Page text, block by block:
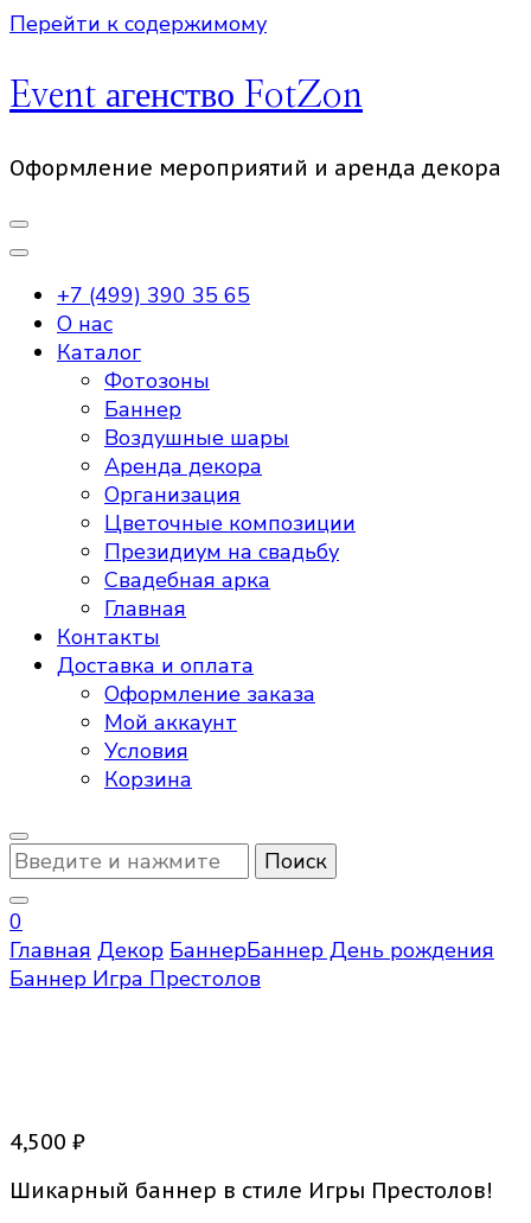
Перейти к содержимому
Event агенство FotZon
Оформление мероприятий и аренда декора
+7 (499) 390 35 65
О нас
Каталог
Фотозоны
Баннер
Воздушные шары
Аренда декора
Организация
Цветочные композиции
Президиум на свадьбу
Свадебная арка
Главная
Контакты
Доставка и оплата
Оформление заказа
Мой аккаунт
Условия
Корзина
Ищите
что-
то?
0
Главная Декор БаннерБаннер День рождения
Баннер Игра Престолов
4,500 ₽
Шикарный баннер в стиле Игры Престолов!